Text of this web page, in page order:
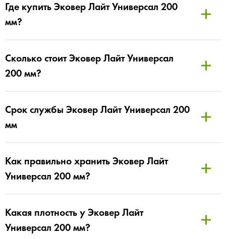
Где купить Эковер Лайт Универсал 200
мм?
Сколько стоит Эковер Лайт Универсал
200 мм?
Срок службы Эковер Лайт Универсал 200
мм
Как правильно хранить Эковер Лайт
Универсал 200 мм?
Какая плотность у Эковер Лайт
Универсал 200 мм?